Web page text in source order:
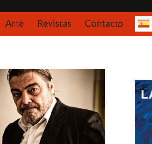
Arte Revistas Contacto